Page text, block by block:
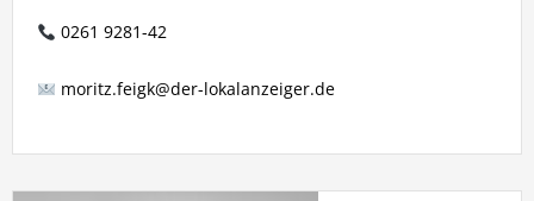
0261 9281-42
moritz.feigk@der-lokalanzeiger.de